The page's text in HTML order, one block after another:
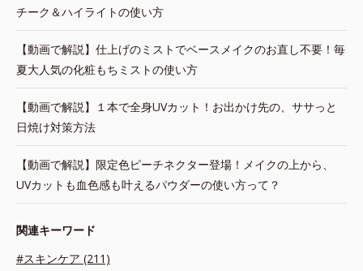
チーク＆ハイライトの使い方
【動画で解説】仕上げのミストでベースメイクのお直し不要！毎
夏大人気の化粧もちミストの使い方
【動画で解説】１本で全身UVカット！お出かけ先の、ササっと
日焼け対策方法
【動画で解説】限定色ピーチネクター登場！メイクの上から、
UVカットも血色感も叶えるパウダーの使い方って？
関連キーワード
#スキンケア (211)